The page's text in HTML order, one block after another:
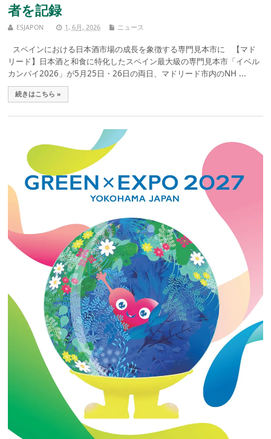
者を記録
ESJAPON 1, 6月, 2026 ニュース
スペインにおける日本酒市場の成長を象徴する専門見本市に 【マド
リード】日本酒と和食に特化したスペイン最大級の専門見本市「イベル
カンパイ2026」が5月25日・26日の両日、マドリード市内のNH ...
続きはこちら »